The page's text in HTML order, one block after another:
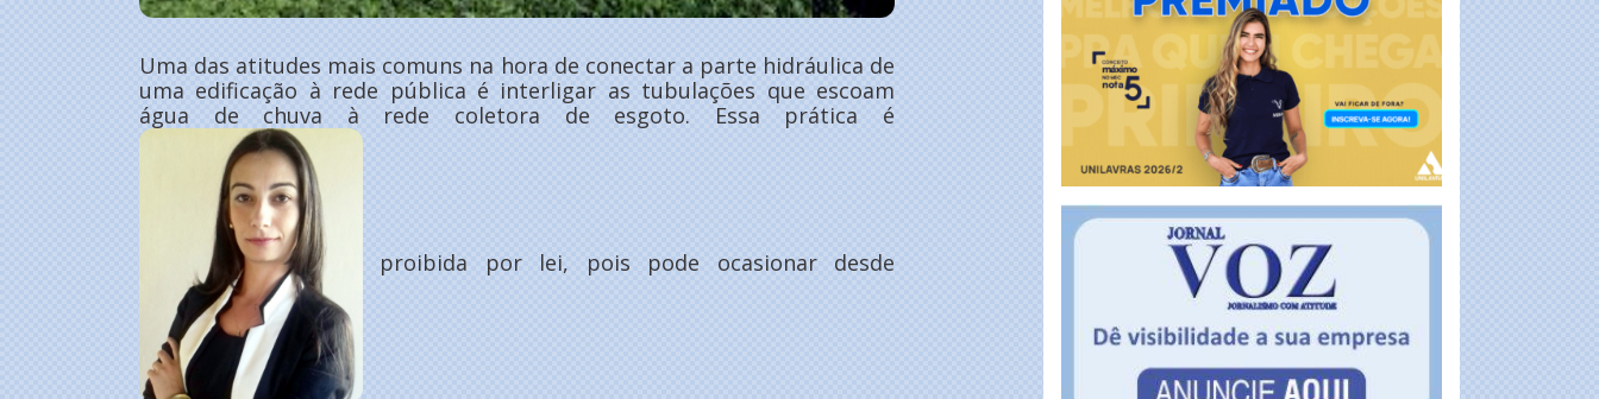
Uma das atitudes mais comuns na hora de conectar a parte hidráulica de
uma edificação à rede pública é interligar as tubulações que escoam
água de chuva à rede coletora de esgoto. Essa prática é
proibida por lei, pois pode ocasionar desde